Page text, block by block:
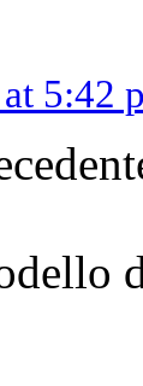
5:42